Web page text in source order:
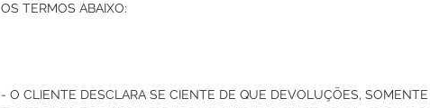
OS TERMOS ABAIXO:
- O CLIENTE DESCLARA SE CIENTE DE QUE DEVOLUÇÕES, SOMENTE